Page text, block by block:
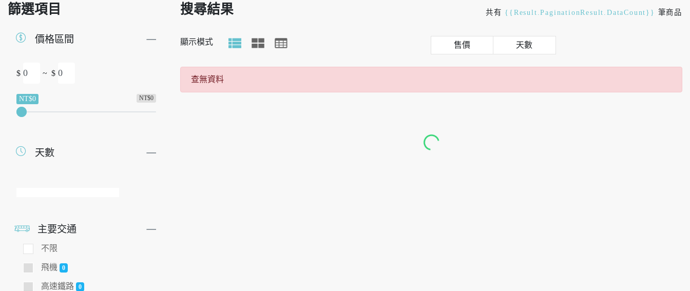
篩選項目
價格區間
$ ~ $
NT$0
NT$0
天數
主要交通
不限
飛機 0
高速鐵路 0
搜尋結果 共有 {{Result.PaginationResult.DataCount}} 筆商品
顯示模式 售價 天數
查無資料